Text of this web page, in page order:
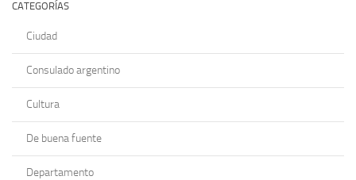
CATEGORÍAS
Ciudad
Consulado argentino
Cultura
De buena fuente
Departamento